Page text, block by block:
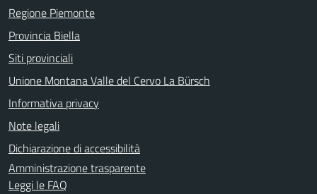
Regione Piemonte
Provincia Biella
Siti provinciali
Unione Montana Valle del Cervo La Bürsch
Informativa privacy
Note legali
Dichiarazione di accessibilità
Amministrazione trasparente
Leggi le FAQ